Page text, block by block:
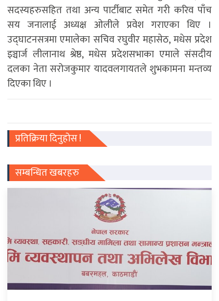
सदस्यहरुसहित तथा अन्य पार्टीबाट समेत गरी करिव पाँच
सय जनालाई अध्यक्ष ओलीले प्रवेश गराएका थिए ।
उद्घाटनसत्रमा एमालेका सचिव रघुवीर महासेठ, मधेस प्रदेश
इञ्चार्ज लीलानाथ श्रेष्ठ, मधेस प्रदेशसभाका एमाले संसदीय
दलका नेता सरोजकुमार यादवलगायतले शुभकामना मन्तव्य
दिएका थिए ।
प्रतिक्रिया दिनुहोस !
सम्बन्धित खबरहरु